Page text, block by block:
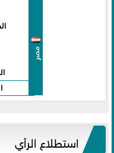
مصر
استطلاع الرأي